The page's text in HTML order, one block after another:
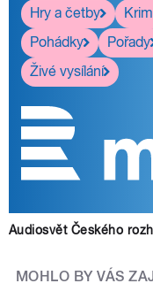
Hry a četby
Pohádky
Pořady
Živé vysílání
Audiosvět Českého
MOHLO BY VÁS